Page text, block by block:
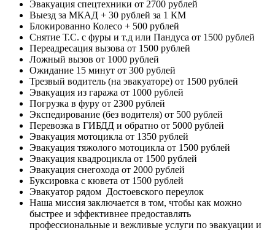
Эвакуация спецтехники от 2700 рублей
Выезд за МКАД + 30 рублей за 1 КМ
Блокированно Колесо + 500 рублей
Снятие Т.С. с фуры и т.д или Пандуса от 1500 рублей
Переадресация вызова от 1500 рублей
Ложный вызов от 1000 рублей
Ожидание 15 минут от 300 рублей
Трезвый водитель (на эвакуаторе) от 1500 рублей
Эвакуация из гаража от 1000 рублей
Погрузка в фуру от 2300 рублей
Экспедирование (без водителя) от 500 рублей
Перевозка в ГИБДД и обратно от 5000 рублей
Эвакуация мотоцикла от 1350 рублей
Эвакуация тяжолого мотоцикла от 1500 рублей
Эвакуация квадроцикла от 1500 рублей
Эвакуация снегохода от 2000 рублей
Буксировка с кювета от 1500 рублей
Эвакуатор рядом Достоевского переулок
Наша миссия заключается в том, чтобы как можно
быстрее и эффективнее предоставлять
профессиональные и вежливые услуги по эвакуации и